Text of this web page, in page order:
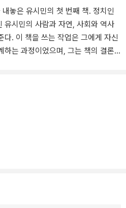
놓은 유시민의 첫 번째 책. 정치인
유시민의 사람과 자연, 사회와 역사
다. 이 책을 쓰는 작업은 그에게 자신
하는 과정이었으며, 그는 책의 결론
적으로 드러냈다. 고등학교 졸업반
까지, 어떤 감정과 생각이 자신의 삶
로서의 정치를 그만두기로 한 이